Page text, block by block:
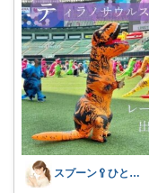
スプーン🥄ひとさじの暮らし